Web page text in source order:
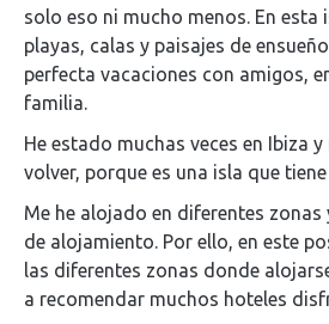
solo eso ni mucho menos. En esta
playas, calas y paisajes de
perfecta vacaciones con amigos,
familia.
He estado muchas veces en Ibiza
volver, porque es una isla que
Me he alojado en diferentes
de alojamiento. Por ello, en este
las diferentes zonas donde
a recomendar muchos hoteles